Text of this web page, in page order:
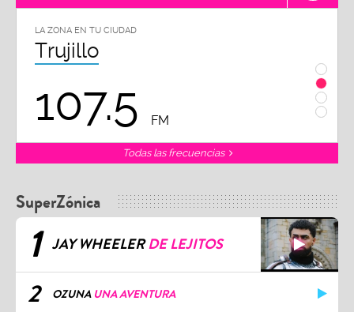
LA ZONA EN TU CIUDAD
Trujillo
107.5 FM
Todas las frecuencias
SuperZónica
1 JAY WHEELERDE LEJITOS
2 OZUNA UNA AVENTURA